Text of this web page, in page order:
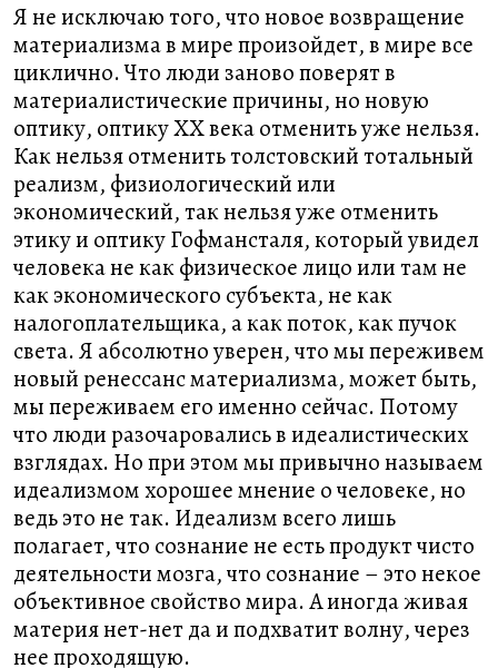
Я не исключаю того, что новое возвращение
материализма в мире произойдет, в мире все
циклично. Что люди заново поверят в
материалистические причины, но новую
оптику, оптику ХХ века отменить уже нельзя.
Как нельзя отменить толстовский тотальный
реализм, физиологический или
экономический, так нельзя уже отменить
этику и оптику Гофмансталя, который увидел
человека не как физическое лицо или там не
как экономического субъекта, не как
налогоплательщика, а как поток, как пучок
света. Я абсолютно уверен, что мы переживем
новый ренессанс материализма, может быть,
мы переживаем его именно сейчас. Потому
что люди разочаровались в идеалистических
взглядах. Но при этом мы привычно называем
идеализмом хорошее мнение о человеке, но
ведь это не так. Идеализм всего лишь
полагает, что сознание не есть продукт чисто
деятельности мозга, что сознание – это некое
объективное свойство мира. А иногда живая
материя нет-нет да и подхватит волну, через
нее проходящую.